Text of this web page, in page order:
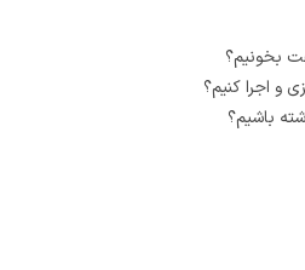
بخونیم؟
و اجرا کنیم؟
باشیم؟